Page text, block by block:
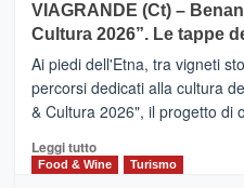
Anche
la
Valle
Alcantara
nei
primi
nella
classifica
IL
SAN
DOMENICO
PALACE
TAORMINA,
UN
HOTEL
FOUR
VIAGRANDE (Ct) –
Cultura 2026”. Le tappe
Ai piedi dell'Etna, tra vigneti
percorsi dedicati alla cultura
& Cultura 2026", il progetto di
Leggi tuttoLeggi
di
Food & Wine Turismo